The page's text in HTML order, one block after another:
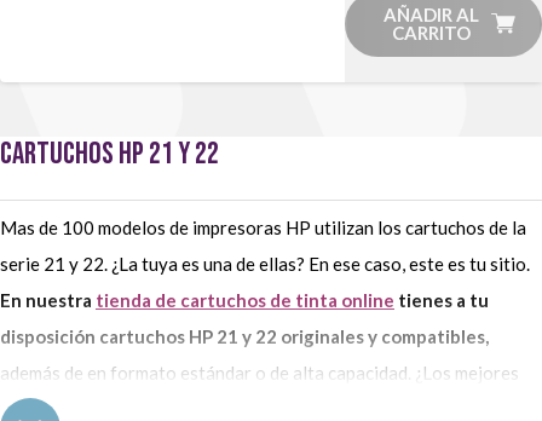
AÑADIR AL
CARRITO
CARTUCHOS HP 21 Y 22
Mas de 100 modelos de impresoras HP utilizan los cartuchos de la
serie 21 y 22. ¿La tuya es una de ellas? En ese caso, este es tu sitio.
En nuestra tienda de cartuchos de tinta online tienes a tu
disposición cartuchos HP 21 y 22 originales y compatibles,
además de en formato estándar o de alta capacidad. ¿Los mejores
precios para tu consumibles de la marca HP? Solo los encontrarás